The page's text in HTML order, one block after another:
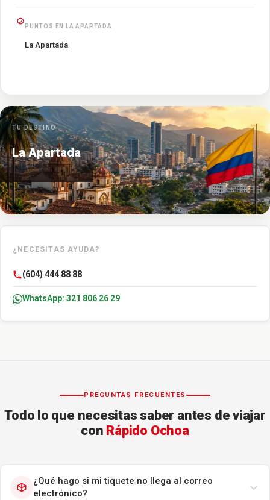
PUNTOS EN LA APARTADA
La Apartada
TU DESTINO
La Apartada
¿NECESITAS AYUDA?
(604) 444 88 88
WhatsApp: 321 806 26 29
PREGUNTAS FRECUENTES
Todo lo que necesitas saber antes de viajar
con Rápido Ochoa
¿Qué hago si mi tiquete no llega al correo
electrónico?